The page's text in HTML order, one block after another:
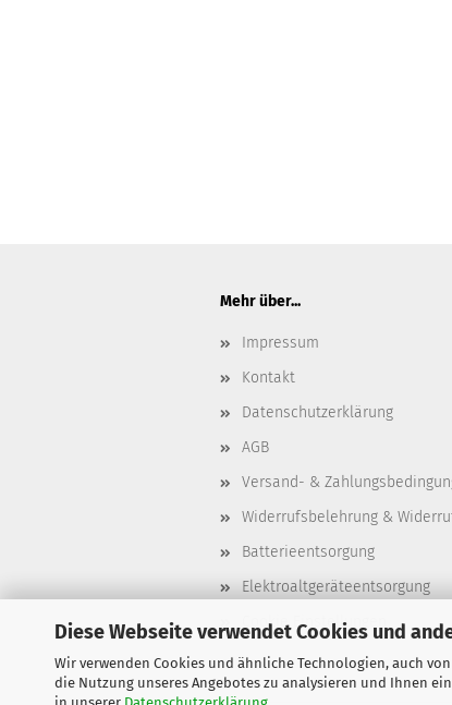
Diese Webseite verwendet Cookies und
Wir verwenden Cookies und ähnliche Technologien, auch
die Nutzung unseres Angebotes zu analysieren und Ihnen
in unserer Datenschutzerklärung
Mehr über...
Impressum
Kontakt
Datenschutzerklärung
AGB
Versand- &
Widerrufsbelehrung &
Batterieentsorgung
Elektroaltgeräteentsorgung
Cookie Einstellungen